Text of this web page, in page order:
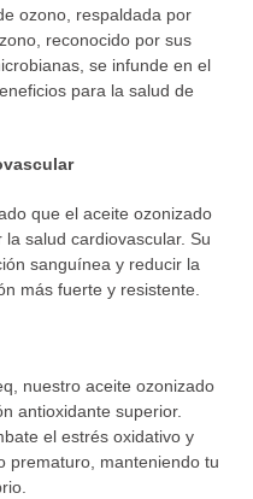
ozono, respaldada por
reconocido por sus
se infunde en el
para la salud de
que el aceite ozonizado
salud cardiovascular. Su
sanguínea y reducir la
más fuerte y resistente.
nuestro aceite ozonizado
antioxidante superior.
el estrés oxidativo y
prematuro, manteniendo tu